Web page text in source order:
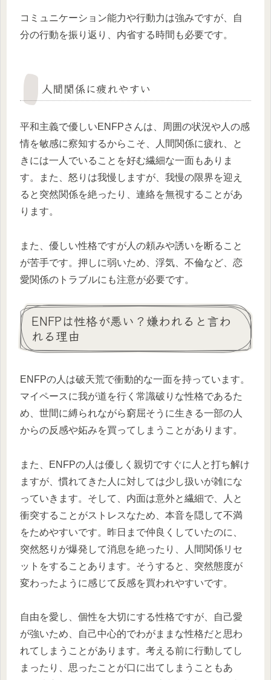
コミュニケーション能力や行動力は強みですが、自
分の行動を振り返り、内省する時間も必要です。
人間関係に疲れやすい
平和主義で優しいENFPさんは、周囲の状況や人の感
情を敏感に察知するからこそ、人間関係に疲れ、と
きには一人でいることを好む繊細な一面もありま
す。また、怒りは我慢しますが、我慢の限界を迎え
ると突然関係を絶ったり、連絡を無視することがあ
ります。
また、優しい性格ですが人の頼みや誘いを断ること
が苦手です。押しに弱いため、浮気、不倫など、恋
愛関係のトラブルにも注意が必要です。
ENFPは性格が悪い？嫌われると言わ
れる理由
ENFPの人は破天荒で衝動的な一面を持っています。
マイペースに我が道を行く常識破りな性格であるた
め、世間に縛られながら窮屈そうに生きる一部の人
からの反感や妬みを買ってしまうことがあります。
また、ENFPの人は優しく親切ですぐに人と打ち解け
ますが、慣れてきた人に対しては少し扱いが雑にな
っていきます。そして、内面は意外と繊細で、人と
衝突することがストレスなため、本音を隠して不満
をためやすいです。昨日まで仲良くしていたのに、
突然怒りが爆発して消息を絶ったり、人間関係リセ
ットをすることあります。そうすると、突然態度が
変わったように感じて反感を買われやすいです。
自由を愛し、個性を大切にする性格ですが、自己愛
が強いため、自己中心的でわがままな性格だと思わ
れてしまうことがあります。考える前に行動してし
まったり、思ったことが口に出てしまうこともあ